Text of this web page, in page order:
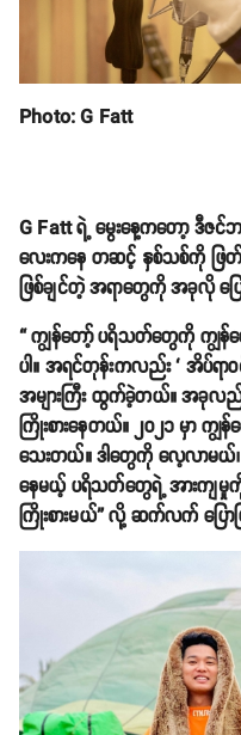
Photo: G Fatt
G Fatt ရဲ့ မွေးနေ့ကတော့ ဒီဇင်
လေးကနေ တဆင့် နှစ်သစ်ကို ဖြ
ဖြစ်ချင်တဲ့ အရာတွေကို အခုလို ပြ
“ ကျွန်တော့် ပရိသတ်တွေကို ကျွန်
ပါ။ အရင်တုန်းကလည်း ‘ အိပ်ရာဝ
အများကြီး ထွက်ခဲ့တယ်။ အခုလ
ကြိုးစားနေတယ်။ ၂၀၂၁ မှာ ကျွ
သေးတယ်။ ဒါတွေကို လေ့လာမယ်၊
နေမယ့် ပရိသတ်တွေရဲ့ အားကျမှု
ကြိုးစားမယ်” လို့ ဆက်လက် ပြော